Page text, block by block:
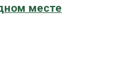
месте